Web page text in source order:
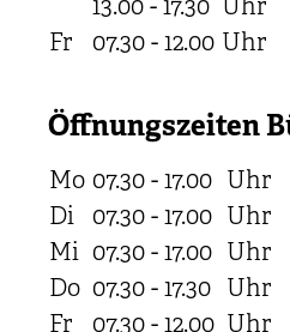
13.00 - 17.30 Uhr
Fr
07.30 - 12.00 Uhr
Öffnungszeiten
Mo 07.30 - 17.00 Uhr
Di
07.30 - 17.00 Uhr
Mi 07.30 - 17.00 Uhr
Do 07.30 - 17.30 Uhr
Fr
07.30 - 12.00 Uhr